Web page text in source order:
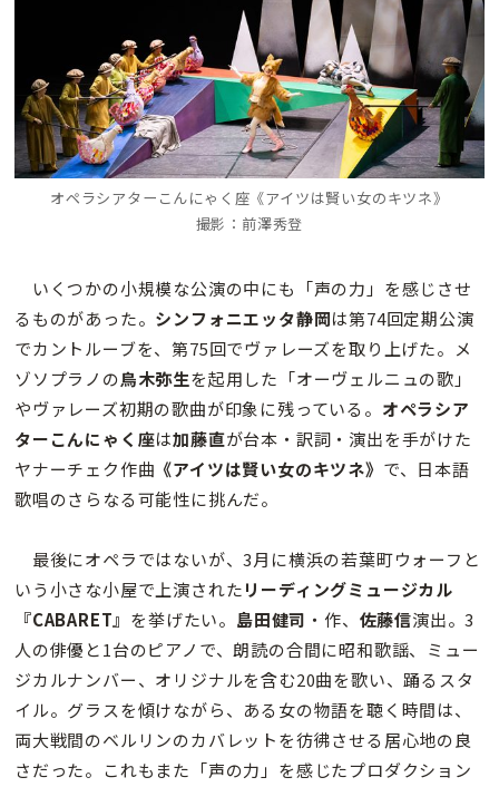
オペラシアターこんにゃく座《アイツは賢い女のキツネ》
撮影：前澤秀登
いくつかの小規模な公演の中にも「声の力」を感じさせ
るものがあった。 シンフォニエッタ静岡は第74回定期公演
でカントルーブを、第75回でヴァレーズを取り上げた。メ
ゾソプラノの鳥木弥生を起用した「オーヴェルニュの歌」
やヴァレーズ初期の歌曲が印象に残っている。 オペラシア
ターこんにゃく座は加藤直が台本・訳詞・演出を手がけた
ヤナーチェク作曲 《アイツは賢い女のキツネ》 で、日本語
歌唱のさらなる可能性に挑んだ。
最後にオペラではないが、3月に横浜の若葉町ウォーフと
いう小さな小屋で上演されたリーディングミュージカル
『CABARET』 を挙げたい。 島田健司 ・作、 佐藤信演出。3
人の俳優と1台のピアノで、朗読の合間に昭和歌謡、ミュー
ジカルナンバー、オリジナルを含む20曲を歌い、踊るスタ
イル。グラスを傾けながら、ある女の物語を聴く時間は、
両大戦間のベルリンのカバレットを彷彿させる居心地の良
さだった。これもまた「声の力」を感じたプロダクション